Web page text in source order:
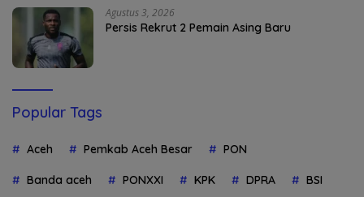
Agustus 3, 2026
Persis Rekrut 2 Pemain Asing Baru
Popular Tags
Aceh Pemkab Aceh Besar PON
Banda aceh PONXXI KPK DPRA BSI